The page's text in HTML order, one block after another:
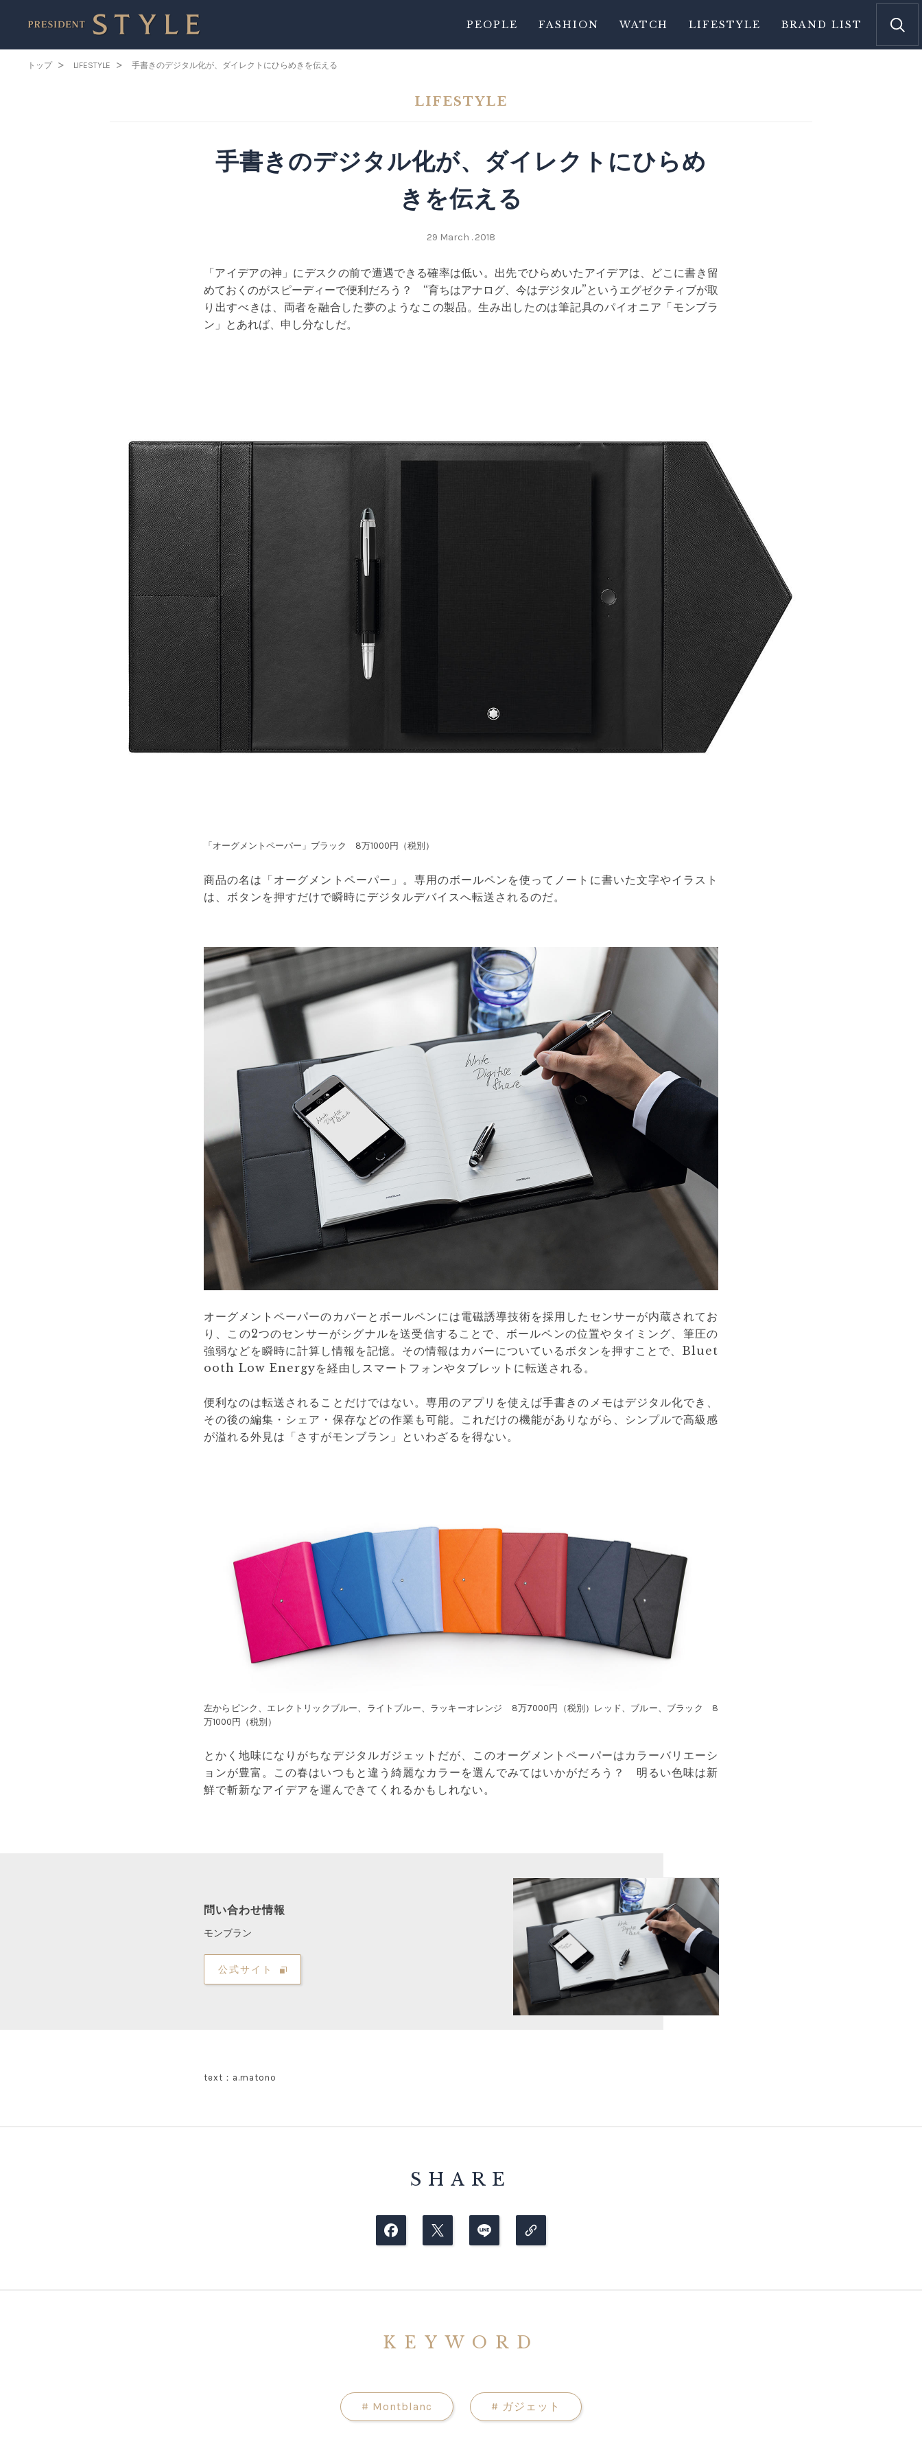
PEOPLE FASHION WATCH LIFESTYLE BRAND LIST
トップ LIFESTYLE 手書きのデジタル化が、ダイレクトにひらめきを伝える
LIFESTYLE
手書きのデジタル化が、ダイレクトにひらめ
きを伝える
29 March . 2018
「アイデアの神」にデスクの前で遭遇できる確率は低い。出先でひらめいたアイデアは、どこに書き留
めておくのがスピーディーで便利だろう？ “育ちはアナログ、今はデジタル”というエグゼクティブが取
り出すべきは、両者を融合した夢のようなこの製品。生み出したのは筆記具のパイオニア「モンブラ
ン」とあれば、申し分なしだ。
「オーグメントペーパー」ブラック 8万1000円（税別）
商品の名は「オーグメントペーパー」。専用のボールペンを使ってノートに書いた文字やイラスト
は、ボタンを押すだけで瞬時にデジタルデバイスへ転送されるのだ。
オーグメントペーパーのカバーとボールペンには電磁誘導技術を採用したセンサーが内蔵されてお
り、この2つのセンサーがシグナルを送受信することで、ボールペンの位置やタイミング、筆圧の
強弱などを瞬時に計算し情報を記憶。その情報はカバーについているボタンを押すことで、Bluet
ooth Low Energyを経由しスマートフォンやタブレットに転送される。
便利なのは転送されることだけではない。専用のアプリを使えば手書きのメモはデジタル化でき、
その後の編集・シェア・保存などの作業も可能。これだけの機能がありながら、シンプルで高級感
が溢れる外見は「さすがモンブラン」といわざるを得ない。
左からピンク、エレクトリックブルー、ライトブルー、ラッキーオレンジ 8万7000円（税別）レッド、ブルー、ブラック 8
万1000円（税別）
とかく地味になりがちなデジタルガジェットだが、このオーグメントペーパーはカラーバリエーシ
ョンが豊富。この春はいつもと違う綺麗なカラーを選んでみてはいかがだろう？ 明るい色味は新
鮮で斬新なアイデアを運んできてくれるかもしれない。
問い合わせ情報
モンブラン
公式サイト
text：a.matono
SHARE
KEYWORD
# Montblanc # ガジェット